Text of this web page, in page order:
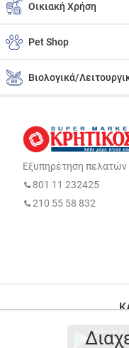
Οικιακή Χρήση
Pet Shop
Βιολογικά/
Εξυπηρέτηση πελατών
801 11 232425
210 55 58 832